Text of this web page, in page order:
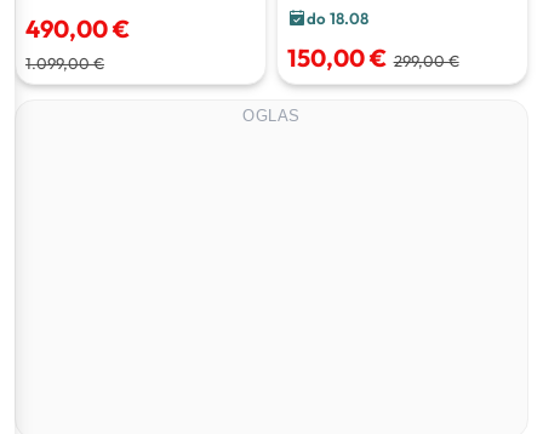
490,00 €
1.099,00 €
do 18.08
150,00 € 299,00 €
OGLAS